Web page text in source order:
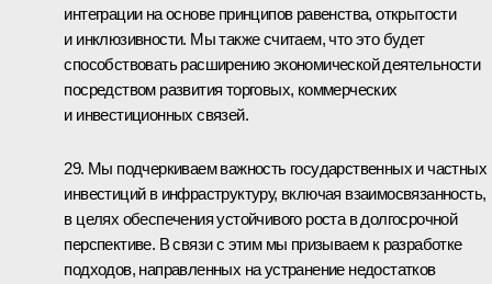
интеграции на основе принципов равенства, открытости
и инклюзивности. Мы также считаем, что это будет
способствовать расширению экономической деятельности
посредством развития торговых, коммерческих
и инвестиционных связей.
29. Мы подчеркиваем важность государственных и частных
инвестиций в инфраструктуру, включая взаимосвязанность,
в целях обеспечения устойчивого роста в долгосрочной
перспективе. В связи с этим мы призываем к разработке
подходов, направленных на устранение недостатков